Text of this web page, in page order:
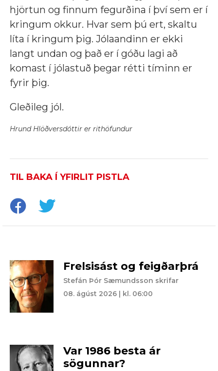
hjörtun og finnum fegurðina í því sem er í
kringum okkur. Hvar sem þú ert, skaltu
líta í kringum þig. Jólaandinn er ekki
langt undan og það er í góðu lagi að
komast í jólastuð þegar rétti tíminn er
fyrir þig.
Gleðileg jól.
Hrund Hlöðversdóttir er rithöfundur
TIL BAKA Í YFIRLIT PISTLA
Frelsisást og feigðarþrá
Stefán Þór Sæmundsson skrifar
08. ágúst 2026 | kl. 06:00
Var 1986 besta ár
sögunnar?